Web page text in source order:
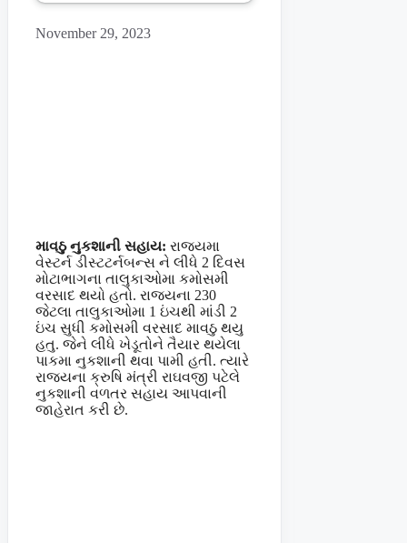
November 29, 2023
માવઠુ નુકશાની સહાય: રાજયમા
વેસ્ટર્ન ડીસ્ટટર્નબન્સ ને લીધે 2 દિવસ
મોટાભાગના તાલુકાઓમા કમોસમી
વરસાદ થયો હતો. રાજયના 230
જેટલા તાલુકાઓમા 1 ઇંચથી માંડી 2
ઇંચ સુધી કમોસમી વરસાદ માવઠુ થયુ
હતુ. જેને લીધે ખેડૂતોને તૈયાર થયેલા
પાકમા નુકશાની થવા પામી હતી. ત્યારે
રાજયના ક્રુષિ મંત્રી રાઘવજી પટેલે
નુકશાની વળતર સહાય આપવાની
જાહેરાત કરી છે.